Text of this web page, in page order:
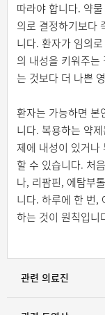
따라야 합니다. 약
의로 결정하기보다
니다. 환자가 임의
의 내성을 키워주
는 것보다 더 나쁜
환자는 가능하면
니다. 복용하는 약
제에 내성이 있거나
할 수 있습니다. 처
나, 리팜핀, 에탐부
니다. 하루에 한 번,
하는 것이 원칙입니
관련 의료진